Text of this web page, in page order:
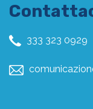
333 323 0929